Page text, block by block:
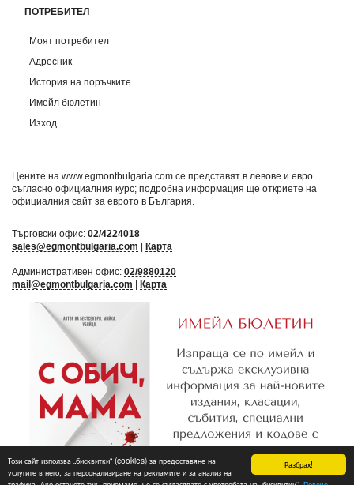
Разбрах!
Този сайт използва „бисквитки“ (cookies) за предоставяне на
услугите в него, за персонализиране на рекламите и за анализ на
ПОТРЕБИТЕЛ
Моят потребител
Адресник
История на поръчките
Имейл бюлетин
Изход
Цените на www.egmontbulgaria.com се представят в левове и евро
съгласно официалния курс; подробна информация ще откриете на
официалния сайт за еврото в България
Търговски офис: 02/4224018
sales@egmontbulgaria.com
Карта
Административен офис: 02/9880120
mail@egmontbulgaria.com
Карта